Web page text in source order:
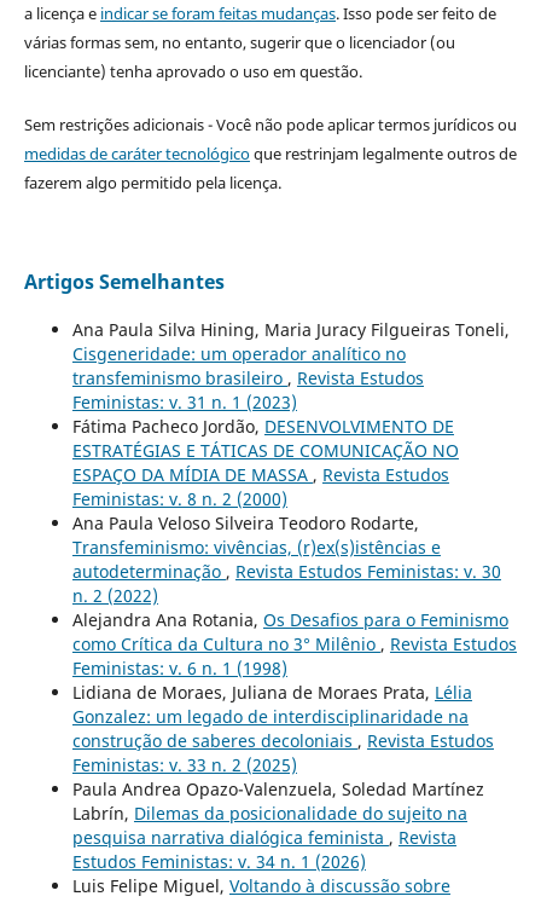
a licença e indicar se foram feitas mudanças. Isso pode ser feito de
várias formas sem, no entanto, sugerir que o licenciador (ou
licenciante) tenha aprovado o uso em questão.
Sem restrições adicionais - Você não pode aplicar termos jurídicos ou
medidas de caráter tecnológicoque restrinjam legalmente outros de
fazerem algo permitido pela licença.
Artigos Semelhantes
Ana Paula Silva Hining, Maria Juracy Filgueiras Toneli,
Cisgeneridade: um operador analítico no
transfeminismo brasileiro , Revista Estudos
Feministas: v. 31 n. 1 (2023)
Fátima Pacheco Jordão, DESENVOLVIMENTO DE
ESTRATÉGIAS E TÁTICAS DE COMUNICAÇÃO NO
ESPAÇO DA MÍDIA DE MASSA , Revista Estudos
Feministas: v. 8 n. 2 (2000)
Ana Paula Veloso Silveira Teodoro Rodarte,
Transfeminismo: vivências, (r)ex(s)istências e
autodeterminação , Revista Estudos Feministas: v. 30
n. 2 (2022)
Alejandra Ana Rotania, Os Desafios para o Feminismo
como Crítica da Cultura no 3° Milênio , Revista Estudos
Feministas: v. 6 n. 1 (1998)
Lidiana de Moraes, Juliana de Moraes Prata, Lélia
Gonzalez: um legado de interdisciplinaridade na
construção de saberes decoloniais , Revista Estudos
Feministas: v. 33 n. 2 (2025)
Paula Andrea Opazo-Valenzuela, Soledad Martínez
Labrín, Dilemas da posicionalidade do sujeito na
pesquisa narrativa dialógica feminista , Revista
Estudos Feministas: v. 34 n. 1 (2026)
Luis Felipe Miguel, Voltando à discussão sobre